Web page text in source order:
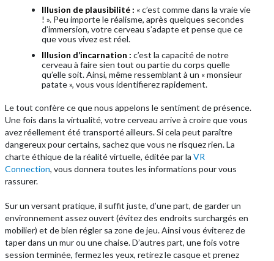
Illusion de plausibilité : « c’est comme dans la vraie vie
! ». Peu importe le réalisme, après quelques secondes
d’immersion, votre cerveau s’adapte et pense que ce
que vous vivez est réel.
Illusion d’incarnation : c’est la capacité de notre
cerveau à faire sien tout ou partie du corps quelle
qu’elle soit. Ainsi, même ressemblant à un « monsieur
patate », vous vous identifierez rapidement.
Le tout confère ce que nous appelons le sentiment de présence.
Une fois dans la virtualité, votre cerveau arrive à croire que vous
avez réellement été transporté ailleurs. Si cela peut paraître
dangereux pour certains, sachez que vous ne risquez rien. La
charte éthique de la réalité virtuelle, éditée par la VR
Connection, vous donnera toutes les informations pour vous
rassurer.
Sur un versant pratique, il suffit juste, d’une part, de garder un
environnement assez ouvert (évitez des endroits surchargés en
mobilier) et de bien régler sa zone de jeu. Ainsi vous éviterez de
taper dans un mur ou une chaise. D’autres part, une fois votre
session terminée, fermez les yeux, retirez le casque et prenez